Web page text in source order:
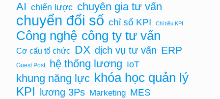
AI chiến lược chuyên gia tư vấn
chuyển đổi số chỉ số KPI Chỉ tiêu KPI
Công nghệ công ty tư vấn
Cơ cấu tổ chức DX dịch vụ tư vấn ERP
Guest Post hệ thống lương IoT
khung năng lực khóa học quản lý
KPI lương 3Ps Marketing MES